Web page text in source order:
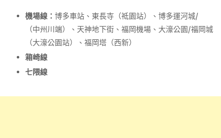
機場線： 博多車站、東長寺（祗園站）、博多運河城/
（中州川端）、天神地下街、福岡機場、大濠公園/福岡城
（大濠公園站）、福岡塔（西新）
箱崎線
七隈線